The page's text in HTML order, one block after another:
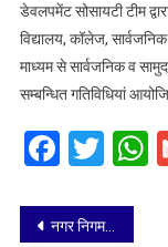
डेवलपमेंट सोसायटी टीम
विद्यालय, कॉलेज,
माध्यम से सार्वजनिक व
सम्बन्धित गतिविधियां
Post
नगर निगम ने ध्वस्त कराई कोयला संचालित भट्ठी, जुर्माना